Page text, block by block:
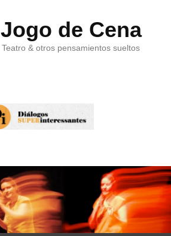
Jogo de Cena
Teatro & otros pensamientos sueltos